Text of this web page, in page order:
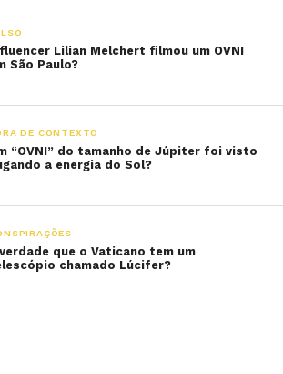
Lilian Melchert filmou um OVNI
São Paulo?
DE CONTEXTO
“OVNI” do tamanho de Júpiter foi visto
a energia do Sol?
que o Vaticano tem um
chamado Lúcifer?